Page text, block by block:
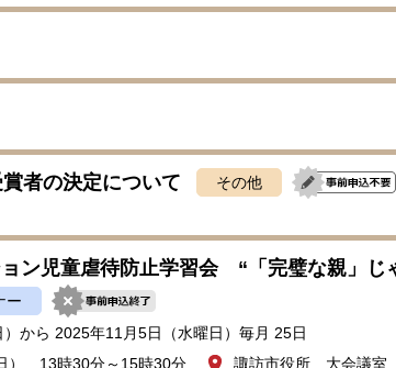
者の決定について
その他
ン児童虐待防止学習会 “「完璧な親」じ
ー
から 2025年11月5日（水曜日）毎月 25日
） 13時30分～15時30分
諏訪市役所 大会議室